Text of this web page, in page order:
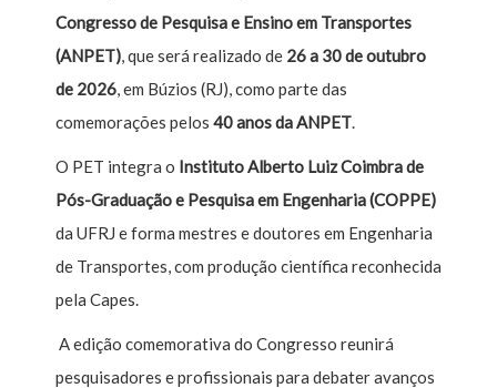
Congresso de Pesquisa e Ensino em Transportes
(ANPET), que será realizado de 26 a 30 de outubro
de 2026, em Búzios (RJ), como parte das
comemorações pelos 40 anos da ANPET.
O PET integra o Instituto Alberto Luiz Coimbra de
Pós-Graduação e Pesquisa em Engenharia (COPPE)
da UFRJ e forma mestres e doutores em Engenharia
de Transportes, com produção científica reconhecida
pela Capes.
A edição comemorativa do Congresso reunirá
pesquisadores e profissionais para debater avanços